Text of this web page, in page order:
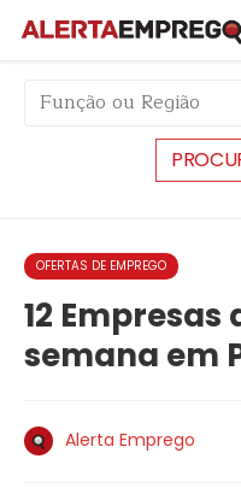
OFERTAS DE EMPREGO
12
semana em
Alerta Emprego